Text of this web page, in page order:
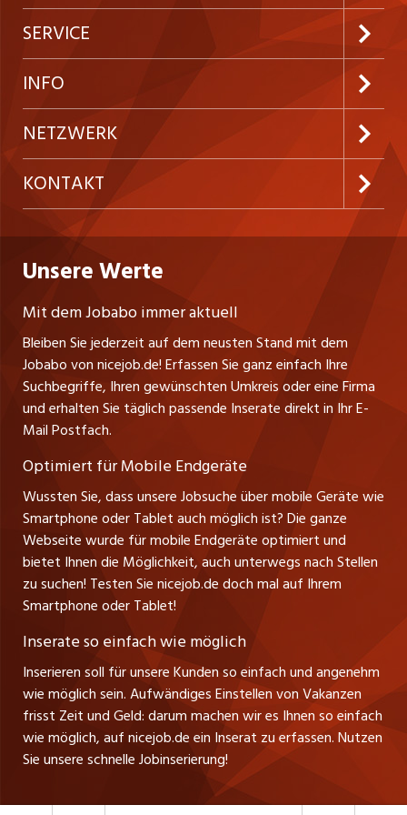
Jobabo abonnieren
Neue Stellen
Festanstellungen
Temporäre Jobs
Freelance Jobs
Praktika
Lehrstellen
Führungspositionen
Management / Kader-Jobs
SERVICE
Kundenlogin
Inserieren
Firmen
Personalvermittler
INFO
Preise und Leistungen
AGB
Datenschutzerklärung
Nutzungsbedingungen
Impressum
NETZWERK
ostjob.ch
westjob.at
jobzüri.ch
jobmittelland.ch
jobbern.ch
jobbasel.ch
zentraljob.ch
myjob.ch
schaffu.ch (VS)
ajourjob.ch
tagblatt.ch
FM1Today
KONTAKT
Niederlassung
Fa. nicejob.de
PR Medien GmbH
Lindauer Straße 16
D-88239 Wangen
Tel. +49 07522 795034
Thomas Reiner
Ansprechpartner
Unsere Werte
Mit dem Jobabo immer aktuell
Bleiben Sie jederzeit auf dem neusten Stand mit dem
Jobabo von nicejob.de! Erfassen Sie ganz einfach Ihre
Suchbegriffe, Ihren gewünschten Umkreis oder eine Firma
und erhalten Sie täglich passende Inserate direkt in Ihr E-
Mail Postfach.
Optimiert für Mobile Endgeräte
Wussten Sie, dass unsere Jobsuche über mobile Geräte wie
Smartphone oder Tablet auch möglich ist? Die ganze
Webseite wurde für mobile Endgeräte optimiert und
bietet Ihnen die Möglichkeit, auch unterwegs nach Stellen
zu suchen! Testen Sie nicejob.de doch mal auf Ihrem
Smartphone oder Tablet!
Inserate so einfach wie möglich
Inserieren soll für unsere Kunden so einfach und angenehm
wie möglich sein. Aufwändiges Einstellen von Vakanzen
frisst Zeit und Geld: darum machen wir es Ihnen so einfach
wie möglich, auf nicejob.de ein Inserat zu erfassen. Nutzen
Sie unsere schnelle Jobinserierung!